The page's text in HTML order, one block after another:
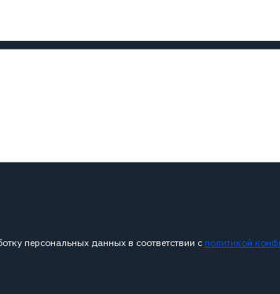
персональных данных в соответствии с политикой